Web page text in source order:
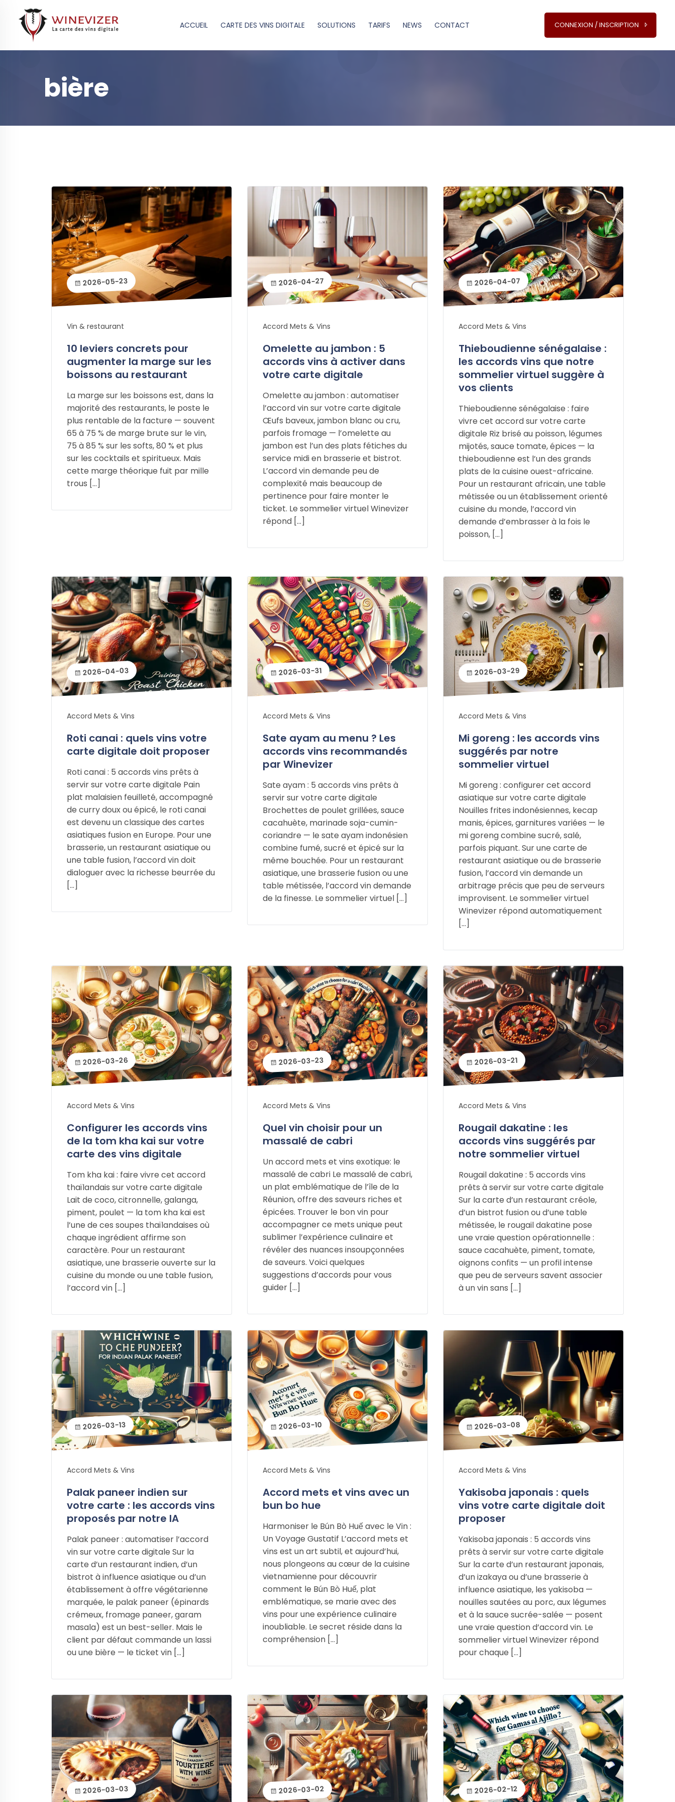
ACCUEIL CARTE DES VINS DIGITALE SOLUTIONS TARIFS NEWS CONTACT CONNEXION / INSCRIPTION
bière
2026-05-23
Vin & restaurant
10 leviers concrets pour
augmenter la marge sur les
boissons au restaurant
La marge sur les boissons est, dans la
majorité des restaurants, le poste le
plus rentable de la facture — souvent
65 à 75 % de marge brute sur le vin,
75 à 85 % sur les softs, 80 % et plus
sur les cocktails et spiritueux. Mais
cette marge théorique fuit par mille
trous […]
2026-04-27
Accord Mets & Vins
Omelette au jambon : 5
accords vins à activer dans
votre carte digitale
Omelette au jambon : automatiser
l’accord vin sur votre carte digitale
Œufs baveux, jambon blanc ou cru,
parfois fromage — l’omelette au
jambon est l’un des plats fétiches du
service midi en brasserie et bistrot.
L’accord vin demande peu de
complexité mais beaucoup de
pertinence pour faire monter le
ticket. Le sommelier virtuel Winevizer
répond […]
2026-04-07
Accord Mets & Vins
Thieboudienne sénégalaise :
les accords vins que notre
sommelier virtuel suggère à
vos clients
Thieboudienne sénégalaise : faire
vivre cet accord sur votre carte
digitale Riz brisé au poisson, légumes
mijotés, sauce tomate, épices — la
thieboudienne est l’un des grands
plats de la cuisine ouest-africaine.
Pour un restaurant africain, une table
métissée ou un établissement orienté
cuisine du monde, l’accord vin
demande d’embrasser à la fois le
poisson, […]
2026-04-03
Accord Mets & Vins
Roti canai : quels vins votre
carte digitale doit proposer
Roti canai : 5 accords vins prêts à
servir sur votre carte digitale Pain
plat malaisien feuilleté, accompagné
de curry doux ou épicé, le roti canai
est devenu un classique des cartes
asiatiques fusion en Europe. Pour une
brasserie, un restaurant asiatique ou
une table fusion, l’accord vin doit
dialoguer avec la richesse beurrée du
[…]
2026-03-31
Accord Mets & Vins
Sate ayam au menu ? Les
accords vins recommandés
par Winevizer
Sate ayam : 5 accords vins prêts à
servir sur votre carte digitale
Brochettes de poulet grillées, sauce
cacahuète, marinade soja-cumin-
coriandre — le sate ayam indonésien
combine fumé, sucré et épicé sur la
même bouchée. Pour un restaurant
asiatique, une brasserie fusion ou une
table métissée, l’accord vin demande
de la finesse. Le sommelier virtuel […]
2026-03-29
Accord Mets & Vins
Mi goreng : les accords vins
suggérés par notre
sommelier virtuel
Mi goreng : configurer cet accord
asiatique sur votre carte digitale
Nouilles frites indonésiennes, kecap
manis, épices, garnitures variées — le
mi goreng combine sucré, salé,
parfois piquant. Sur une carte de
restaurant asiatique ou de brasserie
fusion, l’accord vin demande un
arbitrage précis que peu de serveurs
improvisent. Le sommelier virtuel
Winevizer répond automatiquement
[…]
2026-03-26
Accord Mets & Vins
Configurer les accords vins
de la tom kha kai sur votre
carte des vins digitale
Tom kha kai : faire vivre cet accord
thaïlandais sur votre carte digitale
Lait de coco, citronnelle, galanga,
piment, poulet — la tom kha kai est
l’une de ces soupes thaïlandaises où
chaque ingrédient affirme son
caractère. Pour un restaurant
asiatique, une brasserie ouverte sur la
cuisine du monde ou une table fusion,
l’accord vin […]
2026-03-23
Accord Mets & Vins
Quel vin choisir pour un
massalé de cabri
Un accord mets et vins exotique: le
massalé de cabri Le massalé de cabri,
un plat emblématique de l’île de la
Réunion, offre des saveurs riches et
épicées. Trouver le bon vin pour
accompagner ce mets unique peut
sublimer l’expérience culinaire et
révéler des nuances insoupçonnées
de saveurs. Voici quelques
suggestions d’accords pour vous
guider […]
2026-03-21
Accord Mets & Vins
Rougail dakatine : les
accords vins suggérés par
notre sommelier virtuel
Rougail dakatine : 5 accords vins
prêts à servir sur votre carte digitale
Sur la carte d’un restaurant créole,
d’un bistrot fusion ou d’une table
métissée, le rougail dakatine pose
une vraie question opérationnelle :
sauce cacahuète, piment, tomate,
oignons confits — un profil intense
que peu de serveurs savent associer
à un vin sans […]
2026-03-13
Accord Mets & Vins
Palak paneer indien sur
votre carte : les accords vins
proposés par notre IA
Palak paneer : automatiser l’accord
vin sur votre carte digitale Sur la
carte d’un restaurant indien, d’un
bistrot à influence asiatique ou d’un
établissement à offre végétarienne
marquée, le palak paneer (épinards
crémeux, fromage paneer, garam
masala) est un best-seller. Mais le
client par défaut commande un lassi
ou une bière — le ticket vin […]
2026-03-10
Accord Mets & Vins
Accord mets et vins avec un
bun bo hue
Harmoniser le Bún Bò Huế avec le Vin :
Un Voyage Gustatif L’accord mets et
vins est un art subtil, et aujourd’hui,
nous plongeons au cœur de la cuisine
vietnamienne pour découvrir
comment le Bún Bò Huế, plat
emblématique, se marie avec des
vins pour une expérience culinaire
inoubliable. Le secret réside dans la
compréhension […]
2026-03-08
Accord Mets & Vins
Yakisoba japonais : quels
vins votre carte digitale doit
proposer
Yakisoba japonais : 5 accords vins
prêts à servir sur votre carte digitale
Sur la carte d’un restaurant japonais,
d’un izakaya ou d’une brasserie à
influence asiatique, les yakisoba —
nouilles sautées au porc, aux légumes
et à la sauce sucrée-salée — posent
une vraie question d’accord vin. Le
sommelier virtuel Winevizer répond
pour chaque […]
2026-03-03 2026-03-02 2026-02-12